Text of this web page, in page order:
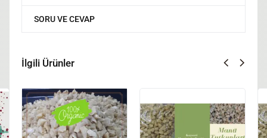
SORU VE CEVAP
İlgili Ürünler